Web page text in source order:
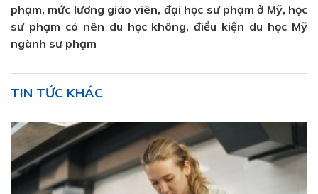
phạm, mức lương giáo viên, đại học sư phạm ở Mỹ, học
sư phạm có nên du học không, điều kiện du học Mỹ
ngành sư phạm
TIN TỨC KHÁC